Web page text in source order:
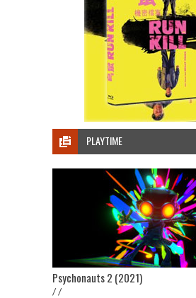
PLAYTIME
Psychonauts 2 (2021)
/ /